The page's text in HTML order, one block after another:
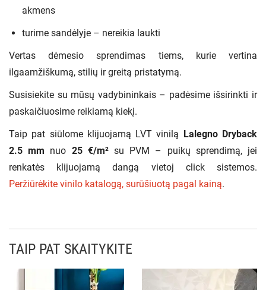
akmens
turime sandėlyje – nereikia laukti
Vertas dėmesio sprendimas tiems, kurie vertina
ilgaamžiškumą, stilių ir greitą pristatymą.
Susisiekite su mūsų vadybininkais – padėsime išsirinkti ir
paskaičiuosime reikiamą kiekį.
Taip pat siūlome klijuojamą LVT vinilą Lalegno Dryback
2.5 mm nuo 25 €/m²su PVM – puikų sprendimą, jei
renkatės klijuojamą dangą vietoj click sistemos.
Peržiūrėkite vinilo katalogą, surūšiuotą pagal kainą.
TAIP PAT SKAITYKITE